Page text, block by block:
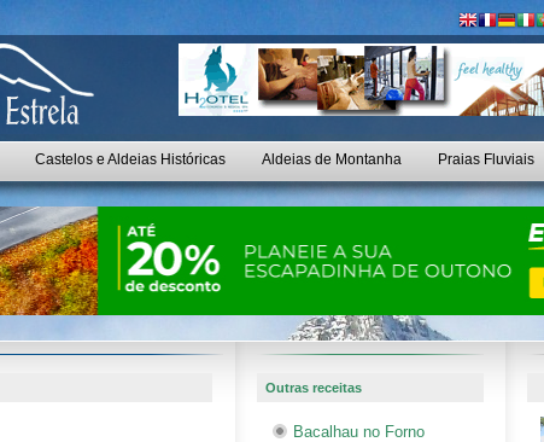
Castelos e Aldeias Históricas Aldeias de Montanha Praias Fluviais
Outras receitas
Bacalhau no Forno